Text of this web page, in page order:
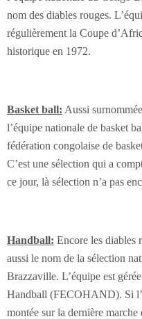
nom des diables rouges.
régulièrement la Coupe
historique en 1972.
Basket ball: Aussi
l’équipe nationale de basket
fédération congolaise de
C’est une sélection qui a
ce jour, là sélection n’a pas
Handball: Encore les diables
aussi le nom de la sélection
Brazzaville. L’équipe est
Handball (FECOHAND). Si
montée sur la dernière